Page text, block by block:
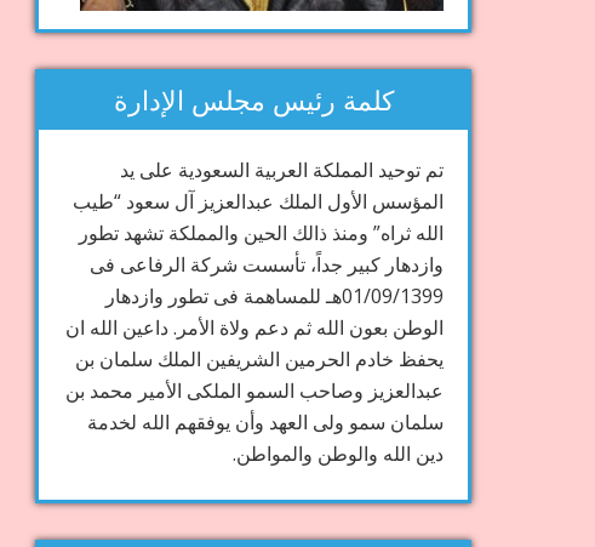
كلمة رئيس مجلس الإدارة
تم توحيد المملكة العربية السعودية على يد
المؤسس الأول الملك عبدالعزيز آل سعود “طيب
الله ثراه” ومنذ ذالك الحين والمملكة تشهد تطور
وازدهار كبير جداً، تأسست شركة الرفاعى فى
01/09/1399هـ للمساهمة فى تطور وازدهار
الوطن بعون الله ثم دعم ولاة الأمر. داعين الله ان
يحفظ خادم الحرمين الشريفين الملك سلمان بن
عبدالعزيز وصاحب السمو الملكى الأمير محمد بن
سلمان سمو ولى العهد وأن يوفقهم الله لخدمة
دين الله والوطن والمواطن.